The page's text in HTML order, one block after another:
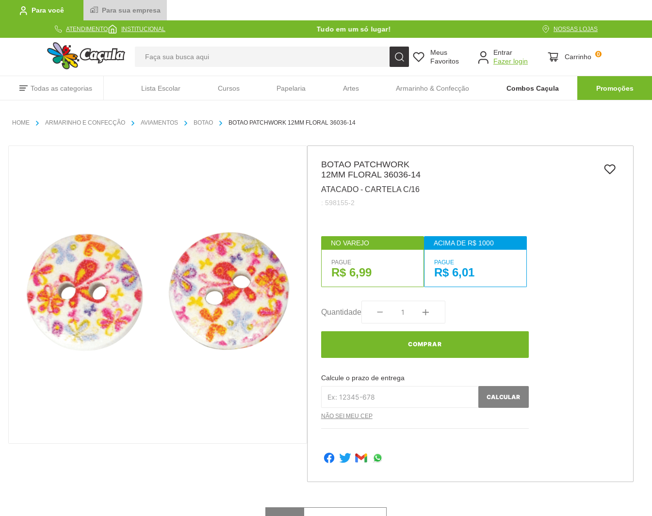
Para você Para sua empresa
ATENDIMENTO INSTITUCIONAL Tudo em um só lugar! NOSSAS LOJAS
Meus
Favoritos
Entrar
Carrinho 0
Todas as categorias Lista Escolar Cursos Papelaria Artes Armarinho & Confecção Combos Caçula Promoções
ARMARINHO E CONFECÇÃO AVIAMENTOS BOTAO BOTAO PATCHWORK 12MM FLORAL 36036-14
BOTAO PATCHWORK
12MM FLORAL 36036-14
ATACADO - CARTELA C/16
: 598155-2
NO VAREJO
PAGUE
R$ 6,99
ACIMA DE R$ 1000
PAGUE
R$ 6,01
Quantidade
COMPRAR
Calcule o prazo de entrega
CALCULAR
NÃO SEI MEU CEP
TERMOS MAIS BUSCADOS
linha
9º havaianas
10º barbante